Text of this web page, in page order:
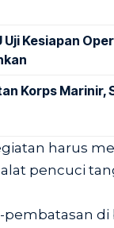
Kesiapan
Korps Marinir,
harus
pencuci
pembatasan di